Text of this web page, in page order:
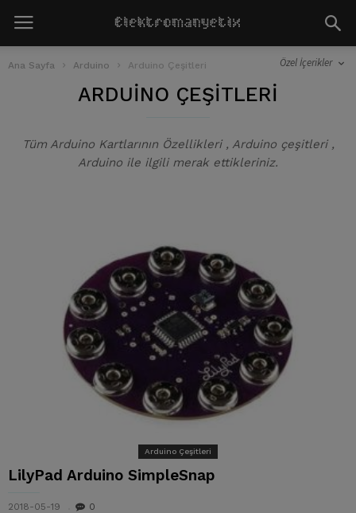
Ana Sayfa Arduino Arduino Çeşitleri Özel İçerikler
ARDUINO ÇEŞITLERI
Tüm Arduino Kartlarının Özellikleri , Arduino çeşitleri ,
Arduino ile ilgili merak ettikleriniz.
Arduino Çeşitleri
LilyPad Arduino SimpleSnap
2018-05-19 0